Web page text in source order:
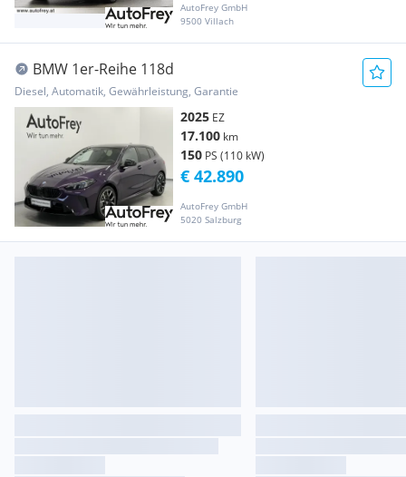
AutoFrey GmbH
9500 Villach
BMW 1er-Reihe 118d
Diesel, Automatik, Gewährleistung, Garantie
2025 EZ
17.100 km
150 PS (110 kW)
AutoFrey GmbH
5020 Salzburg
€ 42.890